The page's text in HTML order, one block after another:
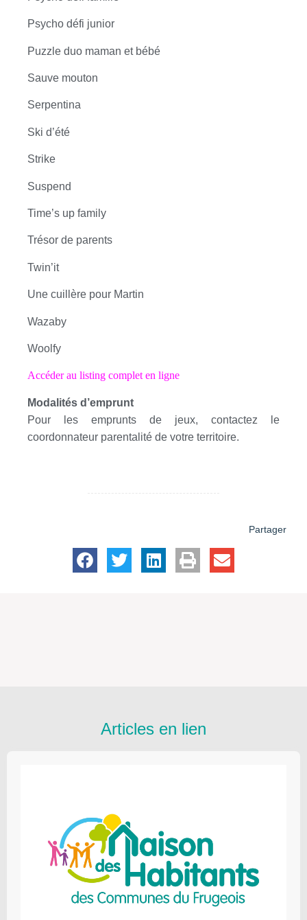
Psycho défi junior
Puzzle duo maman et bébé
Sauve mouton
Serpentina
Ski d’été
Strike
Suspend
Time’s up family
Trésor de parents
Twin’it
Une cuillère pour Martin
Wazaby
Woolfy
Accéder au listing complet en ligne
Modalités d’emprunt
Pour les emprunts de jeux, contactez le
coordonnateur parentalité de votre territoire.
Partager
Articles en lien